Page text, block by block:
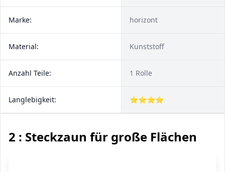
Marke: horizont
Material: Kunststoff
Anzahl Teile: 1 Rolle
Langlebigkeit: ⭐⭐⭐⭐
2 : Steckzaun für große Flächen